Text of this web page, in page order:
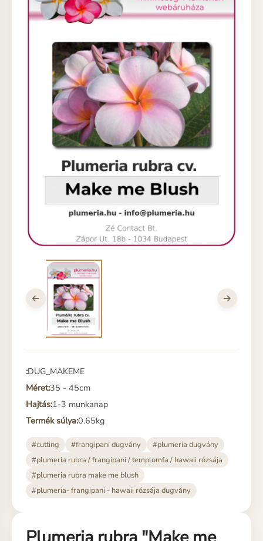
:DUG_MAKEME
Méret:35 - 45cm
Hajtás:1-3 munkanap
Termék súlya:0.65kg
#cutting #frangipani dugvány
#plumeria dugvány
#plumeria rubra / frangipani / templomfa / hawaii rózsája
#plumeria rubra make me blush
#plumeria- frangipani - hawaii rózsája dugvány